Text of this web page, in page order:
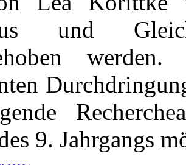
und
9. Jahrgangs